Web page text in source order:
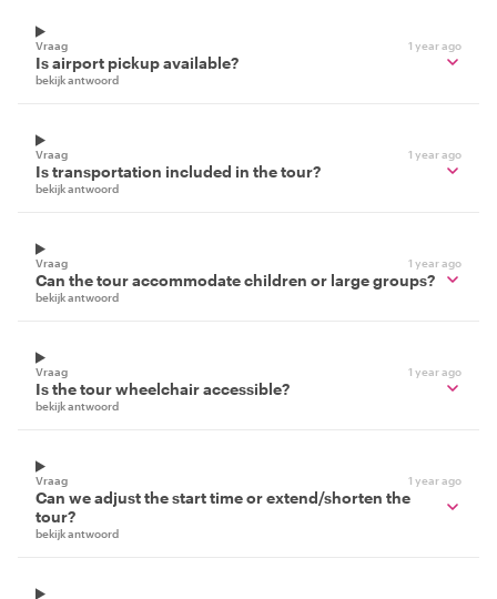
Vraag 1 year ago
Is airport pickup available?
bekijk antwoord
Vraag 1 year ago
Is transportation included in the tour?
bekijk antwoord
Vraag 1 year ago
Can the tour accommodate children or large groups?
bekijk antwoord
Vraag 1 year ago
Is the tour wheelchair accessible?
bekijk antwoord
Vraag 1 year ago
Can we adjust the start time or extend/shorten the
tour?
bekijk antwoord